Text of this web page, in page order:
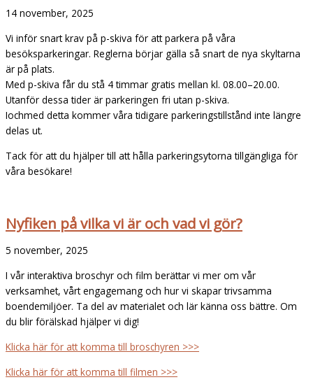
14 november, 2025
Vi inför snart krav på p-skiva för att parkera på våra
besöksparkeringar. Reglerna börjar gälla så snart de nya skyltarna
är på plats.
Med p-skiva får du stå 4 timmar gratis mellan kl. 08.00–20.00.
Utanför dessa tider är parkeringen fri utan p-skiva.
Iochmed detta kommer våra tidigare parkeringstillstånd inte längre
delas ut.
Tack för att du hjälper till att hålla parkeringsytorna tillgängliga för
våra besökare!
Nyfiken på vilka vi är och vad vi gör?
5 november, 2025
I vår interaktiva broschyr och film berättar vi mer om vår
verksamhet, vårt engagemang och hur vi skapar trivsamma
boendemiljöer. Ta del av materialet och lär känna oss bättre. Om
du blir förälskad hjälper vi dig!
Klicka här för att komma till broschyren >>>
Klicka här för att komma till filmen >>>